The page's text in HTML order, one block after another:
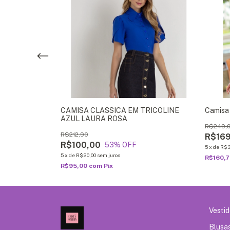
CAMISA CLASSICA EM TRICOLINE
AZUL LAURA ROSA
R$100,00
R$212,90
53% OFF
5x de R$20,00 sem juros
R$95,00 com Pix
5x de